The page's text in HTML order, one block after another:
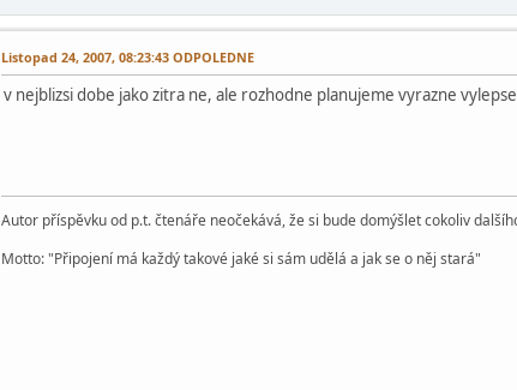
Listopad 24, 2007, 08:23:43 ODPOLEDNE
v nejblizsi dobe jako zitra ne, ale rozhodne planujeme vyrazne
Autor příspěvku od p.t. čtenáře neočekává, že si bude domýšlet cokoliv
Motto: "Připojení má každý takové jaké si sám udělá a jak se o něj stará"